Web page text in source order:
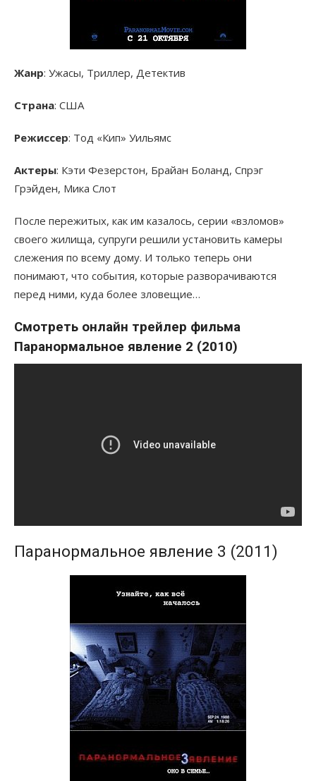
Жанр: Ужасы, Триллер, Детектив
Страна: США
Режиссер: Тод «Кип» Уильямс
Актеры: Кэти Фезерстон, Брайан Боланд, Спрэг
Грэйден, Мика Слот
После пережитых, как им казалось, серии «взломов»
своего жилища, супруги решили установить камеры
слежения по всему дому. И только теперь они
понимают, что события, которые разворачиваются
перед ними, куда более зловещие…
Смотреть онлайн трейлер фильма
Паранормальное явление 2 (2010)
Паранормальное явление 3 (2011)